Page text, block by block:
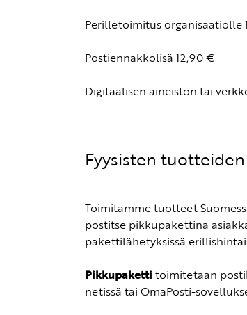
Perilletoimitus organisaatiolle
Postiennakkolisä 12,90 €
Digitaalisen aineiston tai
Fyysisten
Toimitamme tuotteet
postitse pikkupakettina
pakettilähetyksissä
Pikkupaketti toimitetaan
netissä tai OmaPosti-